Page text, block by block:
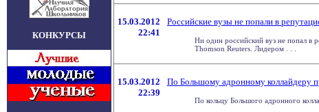
КОНКУРСЫ
15.03.2012
22:41
Российские вузы не попали в
Ни один российский вуз не попал в
Thomson Reuters. Лидером . . .
15.03.2012
22:39
По Большому адронному коллайдеру
По кольцу Большого адронного